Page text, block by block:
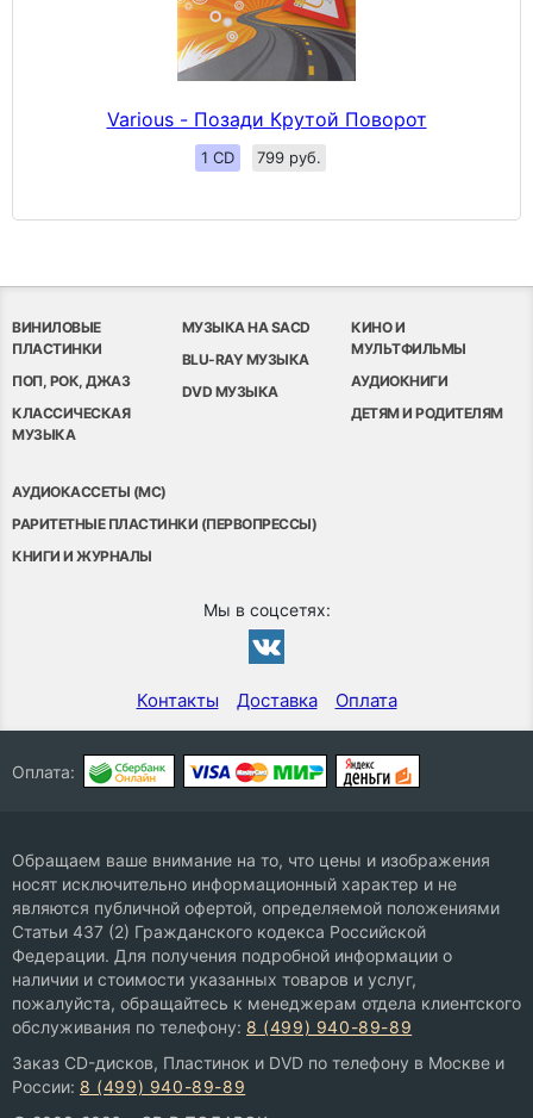
Various - Позади Крутой Поворот
1 CD 799 руб.
ВИНИЛОВЫЕ
ПЛАСТИНКИ
ПОП, РОК, ДЖАЗ
КЛАССИЧЕСКАЯ
МУЗЫКА
МУЗЫКА НА SACD
BLU-RAY МУЗЫКА
DVD МУЗЫКА
КИНО И
МУЛЬТФИЛЬМЫ
АУДИОКНИГИ
ДЕТЯМ И РОДИТЕЛЯМ
АУДИОКАССЕТЫ (MC)
РАРИТЕТНЫЕ ПЛАСТИНКИ (ПЕРВОПРЕССЫ)
КНИГИ И ЖУРНАЛЫ
Мы в соцсетях:
Контакты Доставка Оплата
Оплата:
Обращаем ваше внимание на то, что цены и изображения
носят исключительно информационный характер и не
являются публичной офертой, определяемой положениями
Статьи 437 (2) Гражданского кодекса Российской
Федерации. Для получения подробной информации о
наличии и стоимости указанных товаров и услуг,
пожалуйста, обращайтесь к менеджерам отдела клиентского
обслуживания по телефону: 8 (499) 940-89-89
Заказ CD-дисков, Пластинок и DVD по телефону в Москве и
России: 8 (499) 940-89-89